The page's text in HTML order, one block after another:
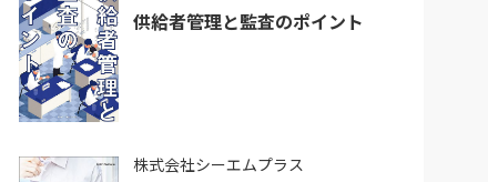
供給者管理と監査のポイント
株式会社シーエムプラス